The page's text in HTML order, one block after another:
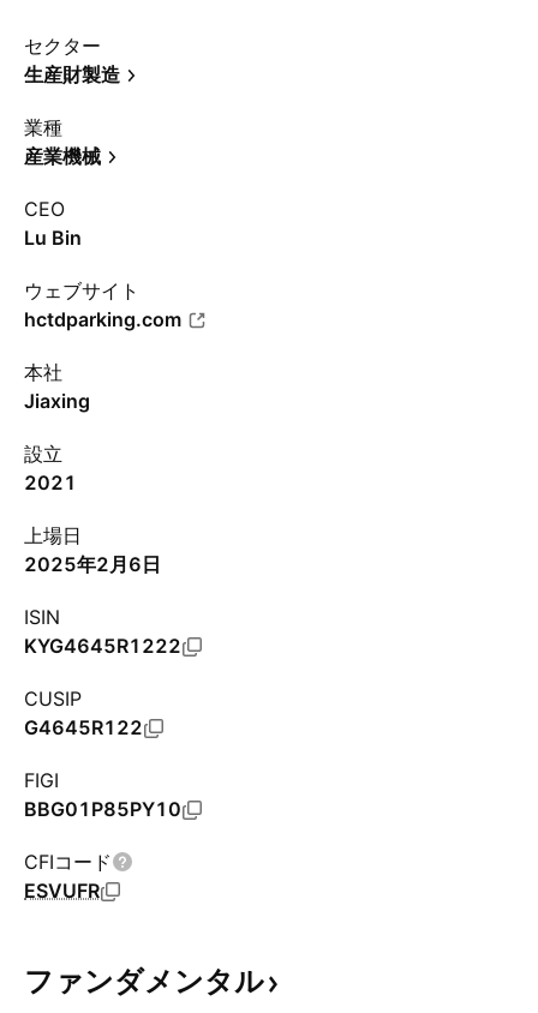
セクター
生産財製造
業種
産業機械
CEO
Lu Bin
ウェブサイト
hctdparking.com
本社
Jiaxing
設立
2021
上場日
2025年2月6日
ISIN
KYG4645R1222
CUSIP
G4645R122
FIGI
BBG01P85PY10
CFIコード
ESVUFR
ファンダメンタル